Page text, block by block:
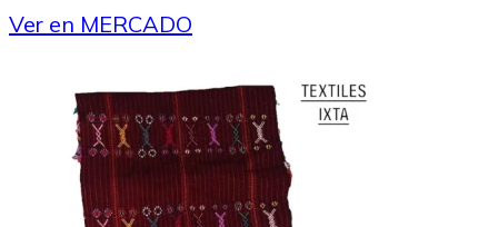
Ver en MERCADO